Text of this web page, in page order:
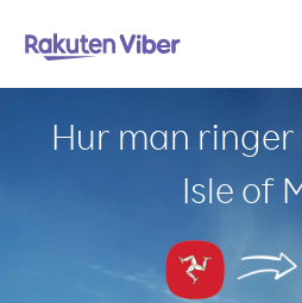
Hur man
Isle of